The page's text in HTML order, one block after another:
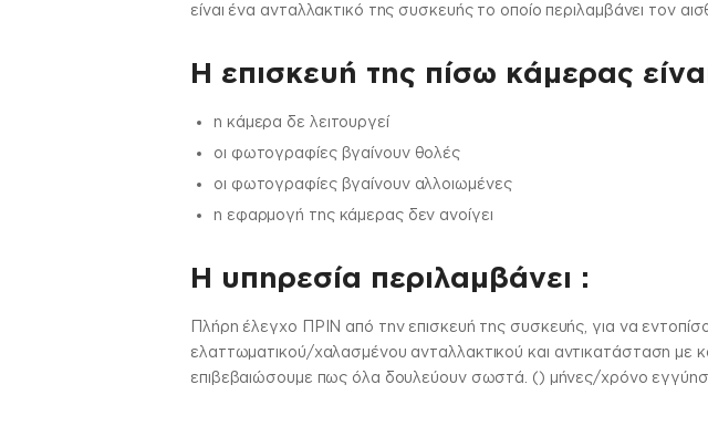
είναι ένα ανταλλακτικό της συσκευής το οποίο περιλαμβάνει τον
Η επισκευή της πίσω κάμερας
η κάμερα δε λειτουργεί
οι φωτογραφίες βγαίνουν θολές
οι φωτογραφίες βγαίνουν αλλοιωμένες
η εφαρμογή της κάμερας δεν ανοίγει
H υπηρεσία περιλαμβάνει :
Πλήρη έλεγχο ΠΡΙΝ από την επισκευή της συσκευής, για να
ελαττωματικού/χαλασμένου ανταλλακτικού και αντικατάσταση με
επιβεβαιώσουμε πως όλα δουλεύουν σωστά. () μήνες/χρόνο